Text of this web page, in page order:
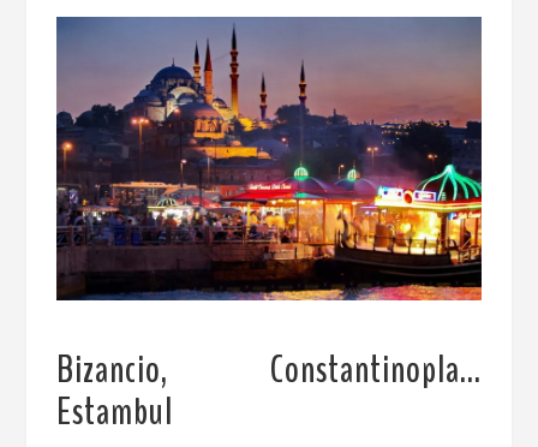
Bizancio, Constantinopla…
Estambul